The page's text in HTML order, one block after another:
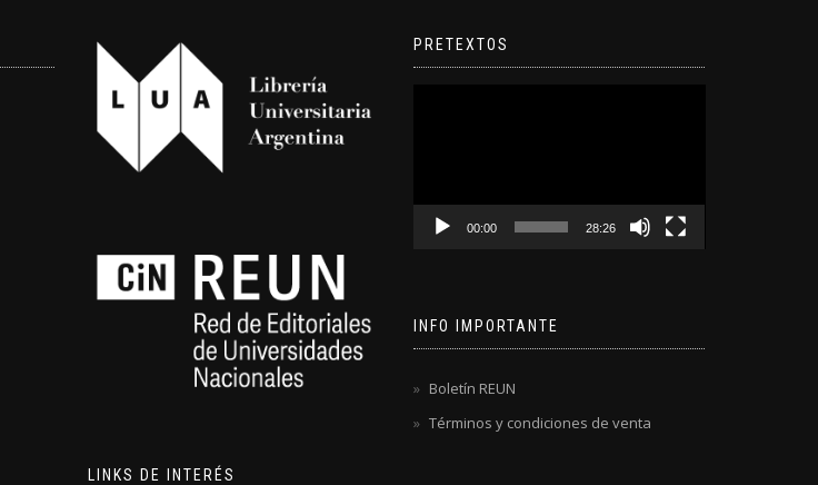
LINKS DE INTERÉS
PRETEXTOS
00:00 28:26
INFO IMPORTANTE
Boletín REUN
Términos y condiciones de venta